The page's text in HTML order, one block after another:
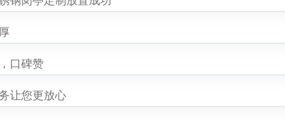
口碑赞
让您更放心